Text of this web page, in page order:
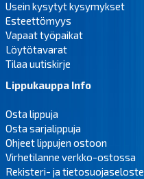
Usein kysytyt kysymykset
Esteettömyys
Vapaat työpaikat
Löytötavarat
Tilaa uutiskirje
Lippukauppa Info
Osta lippuja
Osta sarjalippuja
Ohjeet lippujen ostoon
Virhetilanne verkko-ostossa
Rekisteri- ja tietosuojaseloste